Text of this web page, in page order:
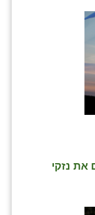
את נזקי